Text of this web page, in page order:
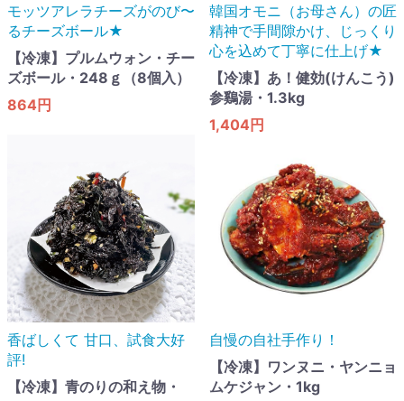
モッツアレラチーズがのび〜
るチーズボール★
【冷凍】プルムウォン・チー
ズボール・248ｇ（8個入）
864円
韓国オモニ（お母さん）の匠
精神で手間隙かけ、じっくり
心を込めて丁寧に仕上げ★
【冷凍】あ！健効(けんこう)
参鷄湯・1.3kg
1,404円
香ばしくて 甘口​、試食大好
評!
【冷凍】青のりの和え物・
自慢の自社手作り！
【冷凍】ワンヌニ・ヤンニョ
ムケジャン・1kg